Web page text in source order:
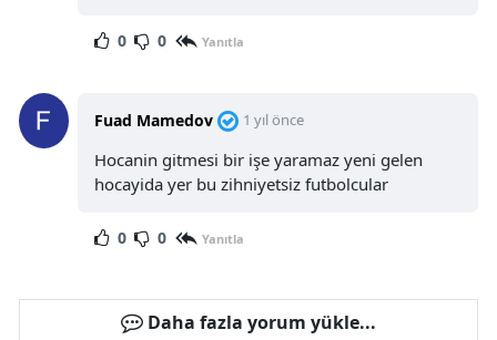
0 0 Yanıtla
Fuad Mamedov 1 yıl önce
Hocanin gitmesi bir işe yaramaz yeni gelen
hocayida yer bu zihniyetsiz futbolcular
0 0 Yanıtla
Daha fazla yorum yükle...